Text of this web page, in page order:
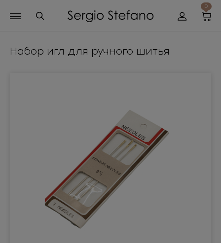
0
Набор игл для ручного шитья